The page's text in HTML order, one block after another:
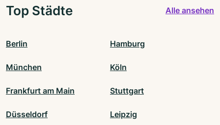
Top Städte Alle ansehen
Berlin Hamburg
München Köln
Frankfurt am Main Stuttgart
Düsseldorf Leipzig